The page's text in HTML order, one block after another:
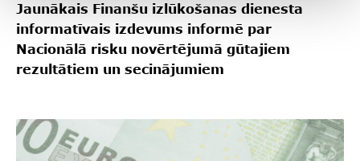
Jaunākais Finanšu izlūkošanas dienesta
informatīvais izdevums informē par
Nacionālā risku novērtējumā gūtajiem
rezultātiem un secinājumiem